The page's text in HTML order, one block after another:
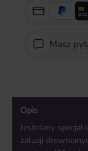
Masz
Opis
Jesteśmy
żaluzji